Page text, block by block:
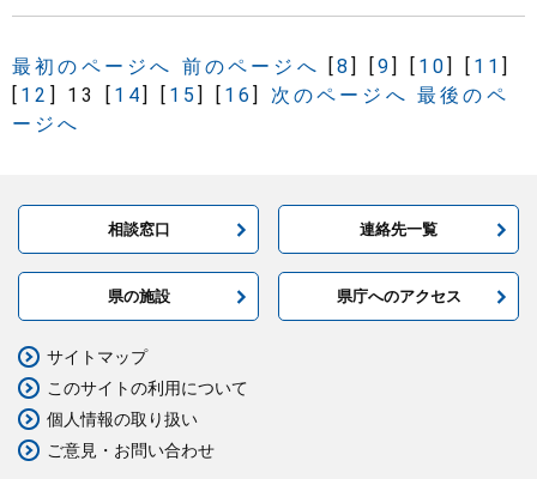
最初のページへ 前のページへ [8] [9] [ 10] [ 11]
[ 12 ] 13 [ 14] [ 15] [ 16] 次のページへ 最後のペ
ージへ
相談窓口 連絡先一覧
県の施設 県庁へのアクセス
サイトマップ
このサイトの利用について
個人情報の取り扱い
ご意見・お問い合わせ